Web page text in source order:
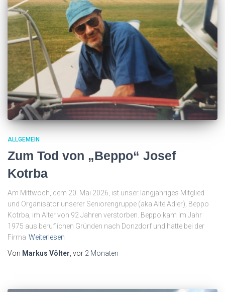
ALLGEMEIN
Zum Tod von „Beppo“ Josef
Kotrba
Am Mittwoch, dem 20. Mai 2026, ist unser langjähriges Mitglied
und Organisator unserer Seniorengruppe (aka Alte Adler), Beppo
Kotrba, im Alter von 92 Jahren verstorben. Beppo kam im Jahr
1975 aus beruflichen Gründen nach Donzdorf und hatte bei der
Firma Weiterlesen
Von Markus Völter, vor 2 Monaten